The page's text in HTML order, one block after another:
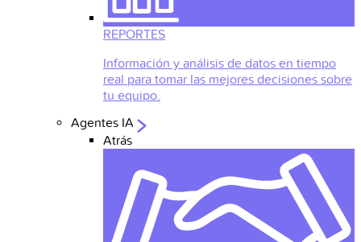
REPORTES
Información y análisis de datos en tiempo
real para tomar las mejores decisiones sobre
tu equipo.
Agentes IA
Atrás